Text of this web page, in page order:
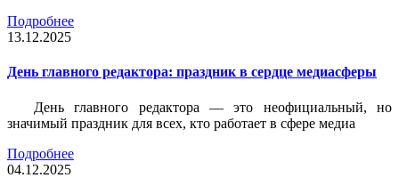
Подробнее
13.12.2025
День главного редактора: праздник в сердце медиасферы
День главного редактора — это неофициальный, но
значимый праздник для всех, кто работает в сфере медиа
Подробнее
04.12.2025